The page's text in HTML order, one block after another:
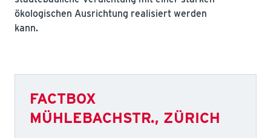
ökologischen Ausrichtung realisiert werden
kann.
FACTBOX
MÜHLEBACHSTR., ZÜRICH